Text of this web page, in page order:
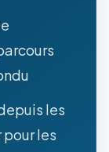
les
les